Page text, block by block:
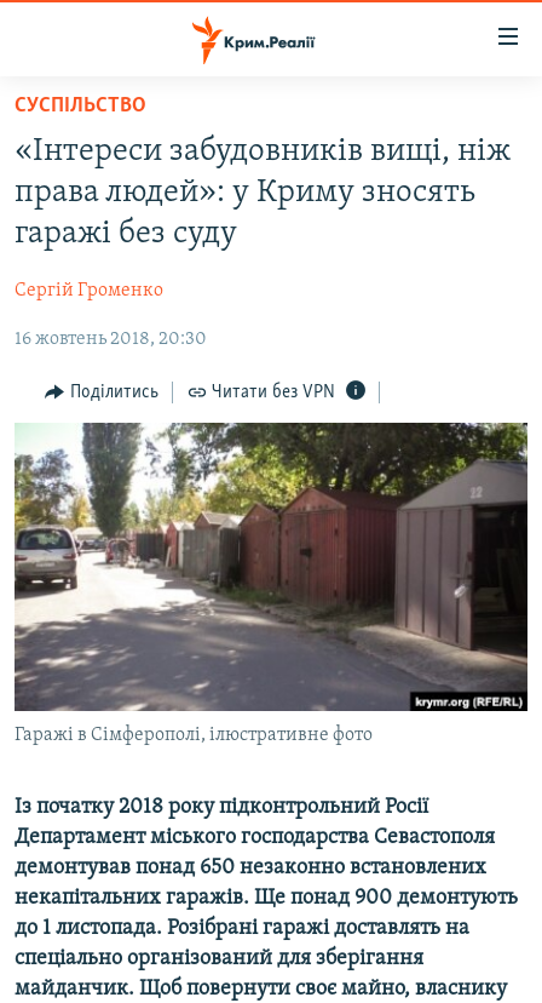
Перейти
основного
матеріалу
Перейти
до
основної
навігації
Перейти
пошуку
ВОДА.КРИМ
ВІДЕО ТА ФОТО
БЛОГИ
ПОГЛЯД
ІНТЕРВ'Ю
ВСЕ ЗА ДЕНЬ
СПЕЦПРОЕКТИ
ДЕПОРТАЦІЯ
ВІДЕОУРОКИ «ELIFBE»
СВІДЧЕННЯ ОКУПАЦІЇ
УКРАЇНСЬКА ПРОБЛЕМА КРИМУ
ІНФОГРАФІКА
ЯК ОБІЙТИ БЛОКУВАННЯ
Русский
Qırımtatar
ДОЛУЧАЙСЯ!
Усі сайти RFE/RL
СУСПІЛЬСТВО
«Інтереси забудовників вищі, ніж
права людей»: у Криму зносять
гаражі без суду
Сергій Громенко
16 жовтень 2018, 20:30
Поділитись Читати без VPN
Гаражі в Сімферополі, ілюстративне фото
Із початку 2018 року підконтрольний Росії
Департамент міського господарства Севастополя
демонтував понад 650 незаконно встановлених
некапітальних гаражів. Ще понад 900 демонтують
до 1 листопада. Розібрані гаражі доставлять на
спеціально організований для зберігання
майданчик. Щоб повернути своє майно, власнику